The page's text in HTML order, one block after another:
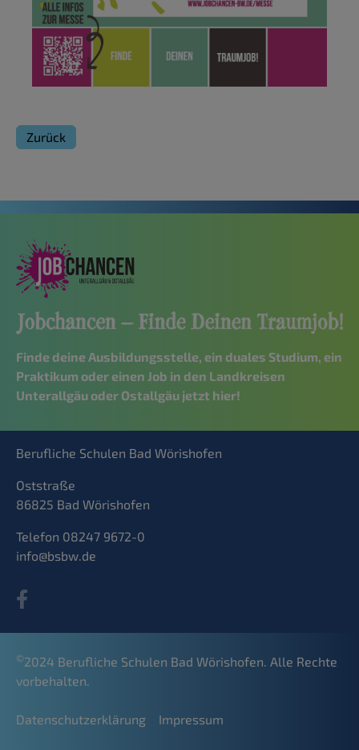
Zurück
Finde deine Ausbildungsstelle, ein duales Studium, ein
Praktikum oder einen Job in den Landkreisen
Unterallgäu oder Ostallgäu jetzt hier!
Berufliche Schulen Bad Wörishofen
Oststraße
86825 Bad Wörishofen
Telefon 08247 9672-0
info@bsbw.de
©2024 Berufliche Schulen Bad Wörishofen. Alle Rechte
vorbehalten.
Datenschutzerklärung Impressum